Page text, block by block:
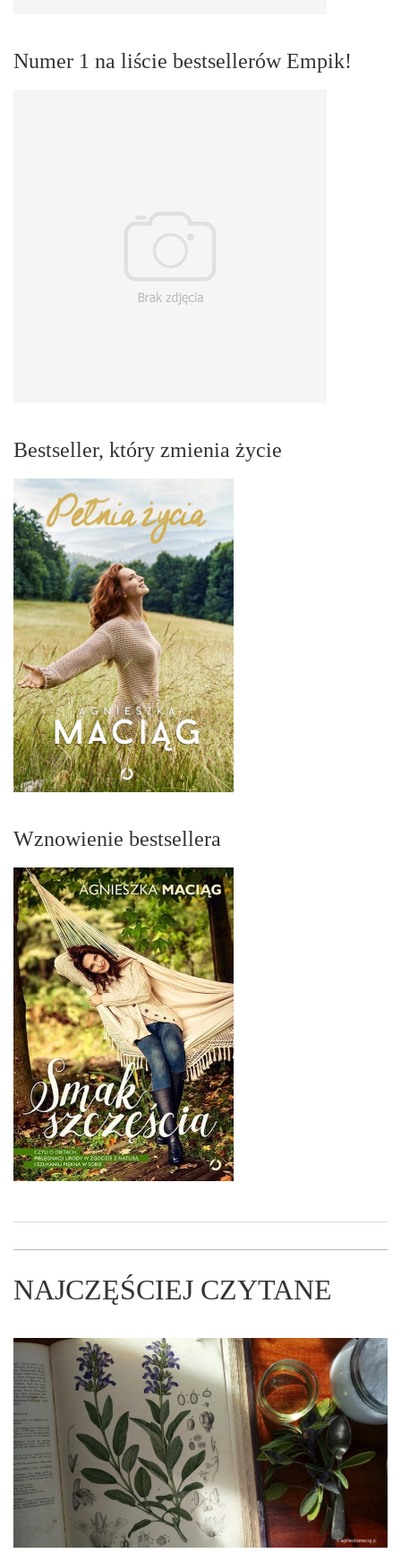
Numer 1 na liście bestsellerów Empik!
Bestseller, który zmienia życie
Wznowienie bestsellera
NAJCZĘŚCIEJ CZYTANE